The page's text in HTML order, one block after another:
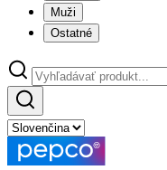
Muži
Ostatné